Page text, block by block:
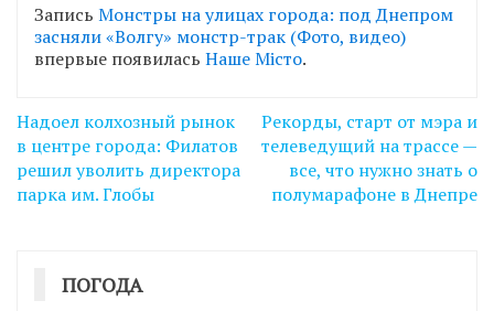
Запись Монстры на улицах города: под Днепром
засняли «Волгу» монстр-трак (Фото, видео)
впервые появилась Наше Місто.
Навігація
записів
Надоел колхозный рынок
в центре города: Филатов
решил уволить директора
парка им. Глобы
Рекорды, старт от мэра и
телеведущий на трассе —
все, что нужно знать о
полумарафоне в Днепре
ПОГОДА